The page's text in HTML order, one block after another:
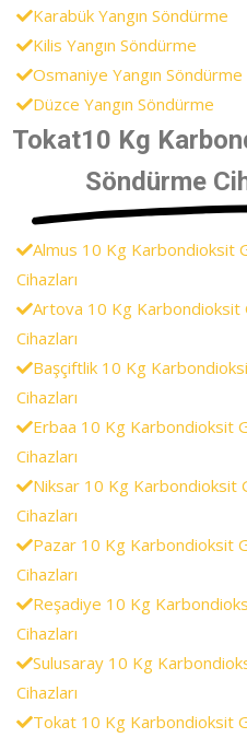
Karabük Yangın Söndürme
Kilis Yangın Söndürme
Osmaniye Yangın Söndürme
Düzce Yangın Söndürme
Tokat10 Kg
Söndürme
Almus 10 Kg Karbondioksit
Cihazları
Artova 10 Kg Karbondioksit
Cihazları
Başçiftlik 10 Kg
Cihazları
Erbaa 10 Kg Karbondioksit
Cihazları
Niksar 10 Kg Karbondioksit
Cihazları
Pazar 10 Kg Karbondioksit
Cihazları
Reşadiye 10 Kg
Cihazları
Sulusaray 10 Kg
Cihazları
Tokat 10 Kg Karbondioksit